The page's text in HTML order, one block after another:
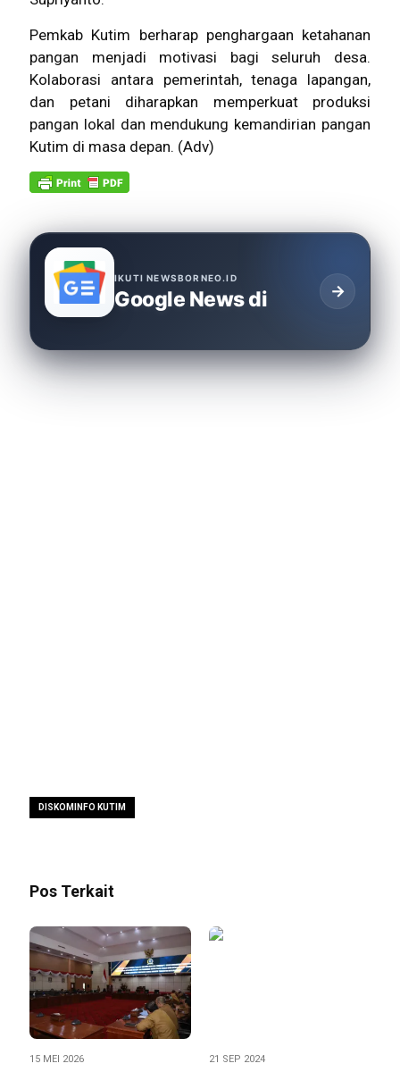
Pemkab Kutim berharap penghargaan ketahanan
pangan menjadi motivasi bagi seluruh desa.
Kolaborasi antara pemerintah, tenaga lapangan,
dan petani diharapkan memperkuat produksi
pangan lokal dan mendukung kemandirian pangan
Kutim di masa depan. (Adv)
IKUTI NEWSBORNEO.ID
Google News di →
DISKOMINFO KUTIM
Pos Terkait
15 MEI 2026 21 SEP 2024